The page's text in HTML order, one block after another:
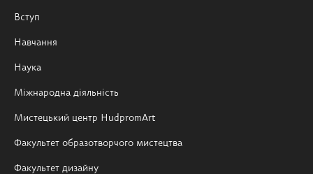
Вступ
Навчання
Наука
Міжнародна діяльність
Мистецький центр HudpromArt
Факультет образотворчого мистецтва
Факультет дизайну